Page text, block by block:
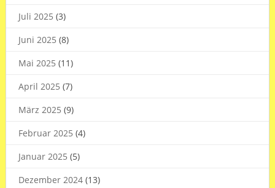
Juli 2025 (3)
Juni 2025 (8)
Mai 2025 (11)
April 2025 (7)
März 2025 (9)
Februar 2025 (4)
Januar 2025 (5)
Dezember 2024(13)